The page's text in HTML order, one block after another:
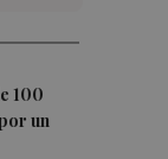
100
un